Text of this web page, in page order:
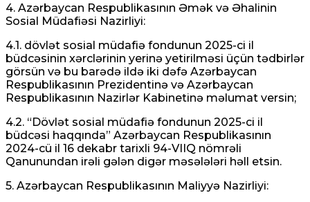
4. Azərbaycan Respublikasının Əmək və Əhalinin
Sosial Müdafiəsi Nazirliyi:
4.1. dövlət sosial müdafiə fondunun 2025-ci il
büdcəsinin xərclərinin yerinə yetirilməsi üçün tədbirlər
görsün və bu barədə ildə iki dəfə Azərbaycan
Respublikasının Prezidentinə və Azərbaycan
Respublikasının Nazirlər Kabinetinə məlumat versin;
4.2. “Dövlət sosial müdafiə fondunun 2025-ci il
büdcəsi haqqında” Azərbaycan Respublikasının
2024-cü il 16 dekabr tarixli 94-VIIQ nömrəli
Qanunundan irəli gələn digər məsələləri həll etsin.
5. Azərbaycan Respublikasının Maliyyə Nazirliyi: